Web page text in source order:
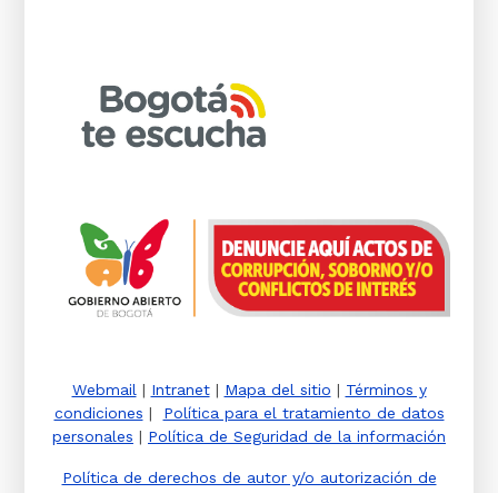
Webmail | Intranet| Mapa del sitio | Términos y
condiciones | Política para el tratamiento de datos
personales | Política de Seguridad de la información
Política de derechos de autor y/o autorización de